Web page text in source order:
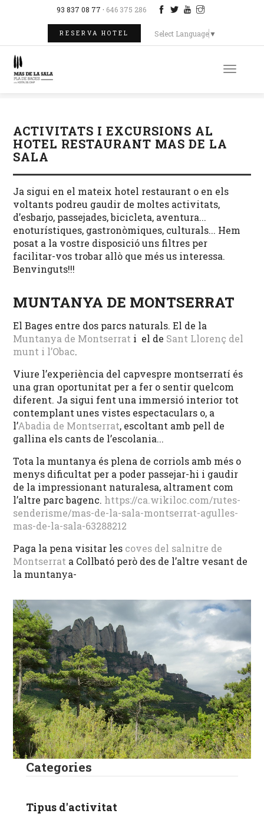
93 837 08 77 · 646 375 286
RESERVA HOTEL Select Language▼
Toggle
ACTIVITATS I EXCURSIONS AL
HOTEL RESTAURANT MAS DE LA
SALA
Categories
Tipus d'activitat
Ja sigui en el mateix hotel restaurant o en els
voltants podreu gaudir de moltes activitats,
d’esbarjo, passejades, bicicleta, aventura...
enoturístiques, gastronòmiques, culturals... Hem
posat a la vostre disposició uns filtres per
facilitar-vos trobar allò que més us interessa.
Benvinguts!!!
MUNTANYA DE MONTSERRAT
El Bages entre dos parcs naturals. El de la
Muntanya de Montserrat i el de Sant Llorenç del
munt i l’Obac.
Viure l’experiència del capvespre montserratí és
una gran oportunitat per a fer o sentir quelcom
diferent. Ja sigui fent una immersió interior tot
contemplant unes vistes espectaculars o, a
l’Abadia de Montserrat, escoltant amb pell de
gallina els cants de l’escolania...
Tota la muntanya és plena de corriols amb més o
menys dificultat per a poder passejar-hi i gaudir
de la impressionant naturalesa, altrament com
l’altre parc bagenc. https://ca.wikiloc.com/rutes-
senderisme/mas-de-la-sala-montserrat-agulles-
mas-de-la-sala-63288212
Paga la pena visitar les coves del salnitre de
Montserrat a Collbató però des de l’altre vesant de
la muntanya-